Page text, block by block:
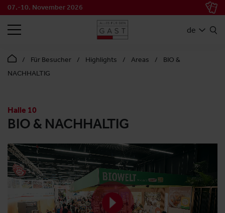
07.-10. November 2026
de
SUCHEN
Für Besucher Highlights Areas
BIO &
NACHHALTIG
Halle 10
BIO & NACHHALTIG